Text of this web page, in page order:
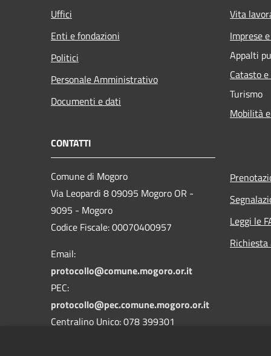
Uffici
Enti e fondazioni
Politici
Personale Amministrativo
Documenti e dati
Vita
Imprese
Appalti
Catasto
Turismo
Mobilità
CONTATTI
Comune di Mogoro
Via Leopardi 8 09095 Mogoro OR -
9095 - Mogoro
Codice Fiscale: 00070400957
Email:
protocollo@comune.mogoro.or.it
PEC:
protocollo@pec.comune.mogoro.or.it
Centralino Unico: 078 399301
Leggi le